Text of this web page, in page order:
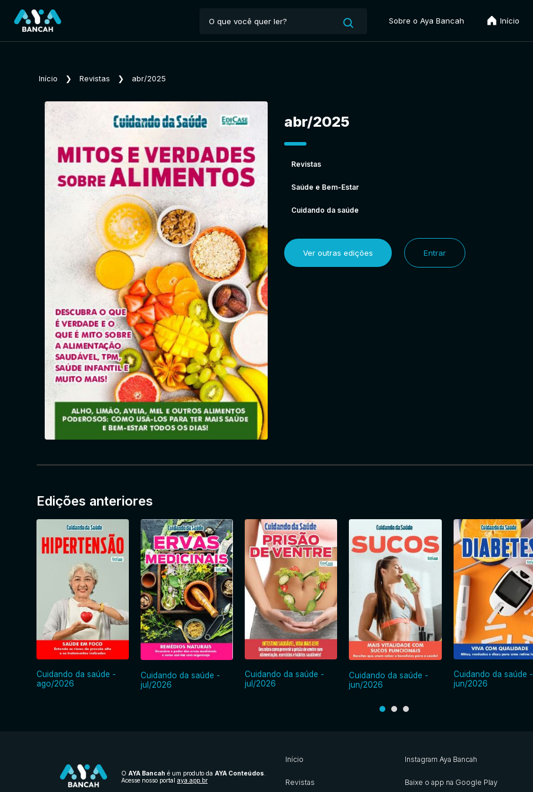
Sobre o Aya Bancah Início
Início ❯ Revistas ❯ abr/2025
abr/2025
Revistas
Saúde e Bem-Estar
Cuidando da saúde
Ver outras edições Entrar
Edições anteriores
Cuidando da saúde -
ago/2026
Cuidando da saúde -
jul/2026
Cuidando da saúde -
jul/2026
Cuidando da saúde -
jun/2026
Cuidando da saúde -
jun/2026
O AYA Bancah é um produto da AYA Conteúdos.
Acesse nosso portal aya.app.br
Início
Revistas
Instagram Aya Bancah
Baixe o app na Google Play